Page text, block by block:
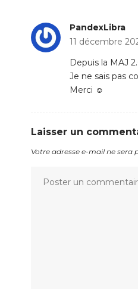
PandexLibra
11 décembre
Depuis la MAJ
Je ne sais pas
Merci ☺️
Laisser un
Votre adresse e-mail ne sera